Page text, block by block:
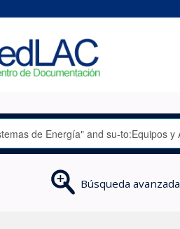
Búsqueda avanzada